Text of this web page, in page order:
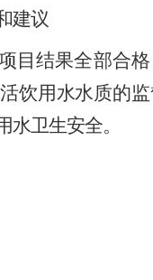
建议
目结果全部合
饮用水水质的
水卫生安全。